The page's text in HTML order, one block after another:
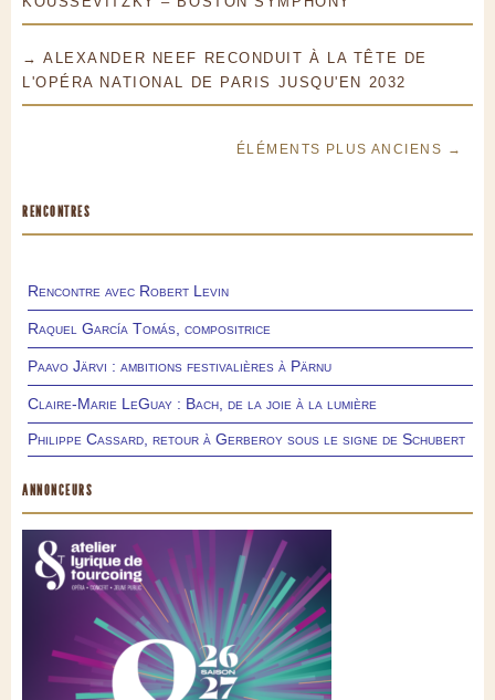
→ ALEXANDER NEEF RECONDUIT À LA TÊTE DE
L'OPÉRA NATIONAL DE PARIS JUSQU'EN 2032
ÉLÉMENTS PLUS ANCIENS →
RENCONTRES
Rencontre avec Robert Levin
Raquel García Tomás, compositrice
Paavo Järvi : ambitions festivalières à Pärnu
Claire-Marie LeGuay : Bach, de la joie à la lumière
Philippe Cassard, retour à Gerberoy sous le signe de Schubert
ANNONCEURS